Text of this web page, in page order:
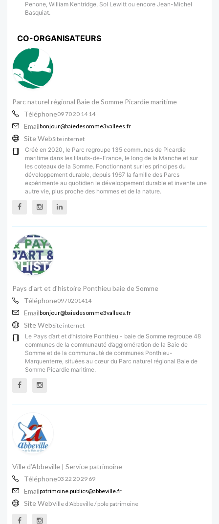
Penone, William Kentridge, Sol Lewitt ou encore Jean-Michel
Basquiat.
CO-ORGANISATEURS
Parc naturel régional Baie de Somme Picardie maritime
Téléphone09 70 20 14 14
Emailbonjour@baiedesomme3vallees.fr
Site WebSite internet
Créé en 2020, le Parc regroupe 135 communes de Picardie
maritime dans les Hauts-de-France, le long de la Manche et sur
les coteaux de la Somme. Fonctionnant sur les principes du
développement durable, depuis 1967 la famille des Parcs
expérimente au quotidien le développement durable et invente une
autre vie, plus proche des hommes et de la nature.
Pays d'art et d'histoire Ponthieu baie de Somme
Téléphone0970201414
Emailbonjour@baiedesomme3vallees.fr
Site WebSite internet
Le Pays d’art et d’histoire Ponthieu - baie de Somme regroupe 48
communes de la communauté d’agglomération de la Baie de
Somme et de la communauté de communes Ponthieu-
Marquenterre, situées au cœur du Parc naturel régional Baie de
Somme Picardie maritime.
Ville d’Abbeville | Service patrimoine
Téléphone03 22 20 29 69
Emailpatrimoine.publics@abbeville.fr
Site WebVille d'Abbeville / pole patrimoine